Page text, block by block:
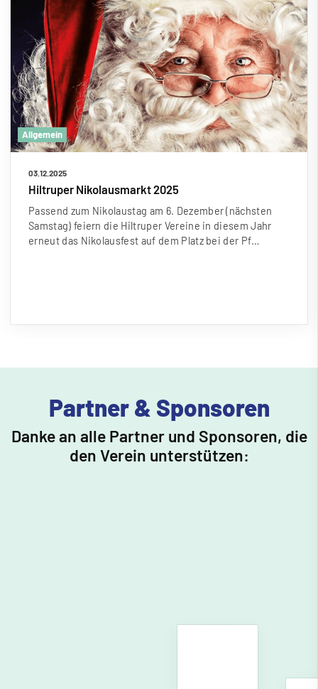
Allgemein
03.12.2025
Hiltruper Nikolausmarkt 2025
Passend zum Nikolaustag am 6. Dezember (nächsten
Samstag) feiern die Hiltruper Vereine in diesem Jahr
erneut das Nikolausfest auf dem Platz bei der Pf…
Partner & Sponsoren
Danke an alle Partner und Sponsoren, die
den Verein unterstützen: